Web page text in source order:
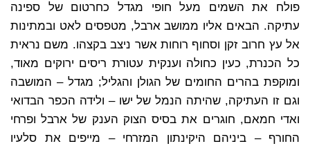
פולח את השמים מעל חופי מגדל כחרטום של ספינה
עתיקה. הבאים אליו ממושב ארבל, מטפסים לאט ובמתינות
אל עץ חרוב זקן וסחוף רוחות אשר ניצב בקצהו. משם נראית
כל הכנרת, כעין כחולה וענקית עטורת ריסים ירוקים מאוד,
ומוקפת בהרים החומים של הגולן והגליל; מגדל – המושבה
וגם זו העתיקה, שהיתה הנמל של ישו – ולידה הכפר הבדואי
ואדי חמאם, חוגרים את בסיס הצוק הענק של ארבל ופרחי
החורף – ביניהם היקינתון המזרחי – מייפים את סלעיו